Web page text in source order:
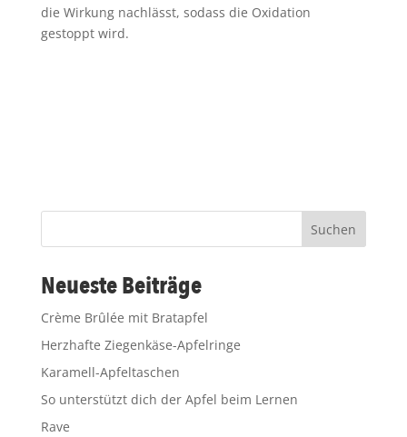
die Wirkung nachlässt, sodass die Oxidation
gestoppt wird.
Suchen
Neueste Beiträge
Crème Brûlée mit Bratapfel
Herzhafte Ziegenkäse-Apfelringe
Karamell-Apfeltaschen
So unterstützt dich der Apfel beim Lernen
Rave